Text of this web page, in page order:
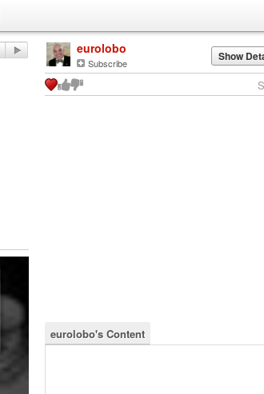
eurolobo
Subscribe Show
eurolobo's Content